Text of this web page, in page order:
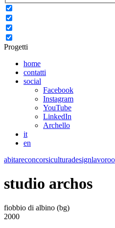
Progetti
home
contatti
social
Facebook
Instagram
YouTube
LinkedIn
Archello
it
en
abitareconcorsiculturadesignlavoro
studio archos
fiobbio di albino (bg)
2000